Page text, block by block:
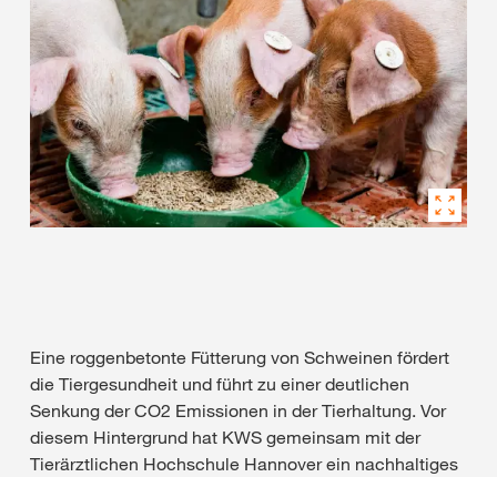
Eine roggenbetonte Fütterung von Schweinen fördert
die Tiergesundheit und führt zu einer deutlichen
Senkung der CO2 Emissionen in der Tierhaltung. Vor
diesem Hintergrund hat KWS gemeinsam mit der
Tierärztlichen Hochschule Hannover ein nachhaltiges